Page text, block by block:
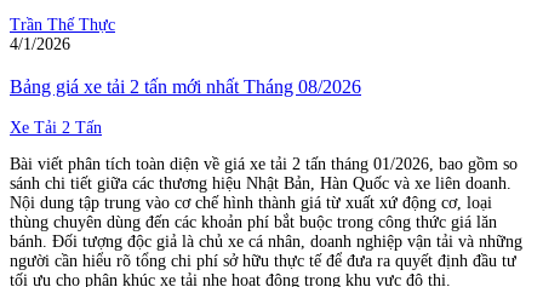
Trần Thế Thực
4/1/2026
Bảng giá xe tải 2 tấn mới nhất Tháng 08/2026
Xe Tải 2 Tấn
Bài viết phân tích toàn diện về giá xe tải 2 tấn tháng 01/2026, bao gồm so
sánh chi tiết giữa các thương hiệu Nhật Bản, Hàn Quốc và xe liên doanh.
Nội dung tập trung vào cơ chế hình thành giá từ xuất xứ động cơ, loại
thùng chuyên dùng đến các khoản phí bắt buộc trong công thức giá lăn
bánh. Đối tượng độc giả là chủ xe cá nhân, doanh nghiệp vận tải và những
người cần hiểu rõ tổng chi phí sở hữu thực tế để đưa ra quyết định đầu tư
tối ưu cho phân khúc xe tải nhẹ hoạt động trong khu vực đô thị.